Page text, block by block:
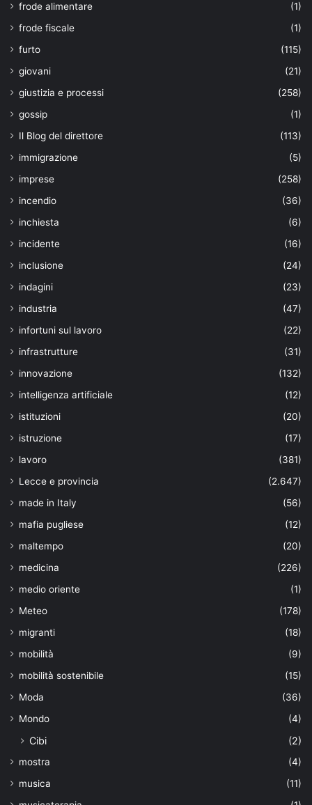
frode alimentare
(1)
frode fiscale
(1)
furto
(115)
giovani
(21)
giustizia e processi
(258)
gossip
(1)
Il Blog del direttore
(113)
immigrazione
(5)
imprese
(258)
incendio
(36)
inchiesta
(6)
incidente
(16)
inclusione
(24)
indagini
(23)
industria
(47)
infortuni sul lavoro
(22)
infrastrutture
(31)
innovazione
(132)
intelligenza artificiale
(12)
istituzioni
(20)
istruzione
(17)
lavoro
(381)
Lecce e provincia
(2.647)
made in Italy
(56)
mafia pugliese
(12)
maltempo
(20)
medicina
(226)
medio oriente
(1)
Meteo
(178)
migranti
(18)
mobilità
(9)
mobilità sostenibile
(15)
Moda
(36)
Mondo
(4)
Cibi (2)
mostra
(4)
musica
(11)